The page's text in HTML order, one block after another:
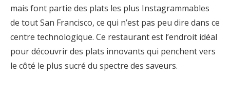
mais font partie des plats les plus Instagrammables
de tout San Francisco, ce qui n’est pas peu dire dans ce
centre technologique. Ce restaurant est l’endroit idéal
pour découvrir des plats innovants qui penchent vers
le côté le plus sucré du spectre des saveurs.